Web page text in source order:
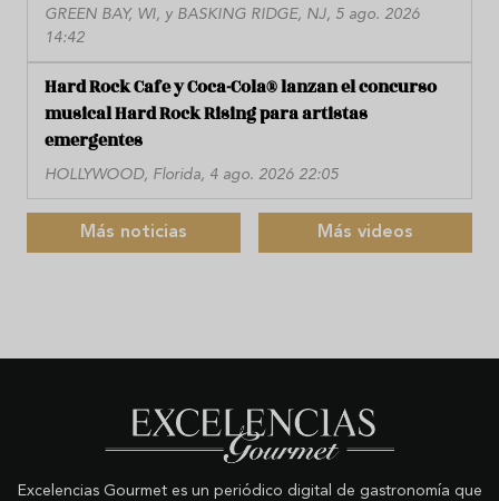
GREEN BAY, WI, y BASKING RIDGE, NJ, 5 ago. 2026
14:42
Hard Rock Cafe y Coca-Cola® lanzan el concurso
musical Hard Rock Rising para artistas
emergentes
HOLLYWOOD, Florida, 4 ago. 2026 22:05
Más noticias Más videos
Excelencias Gourmet es un periódico digital de gastronomía que